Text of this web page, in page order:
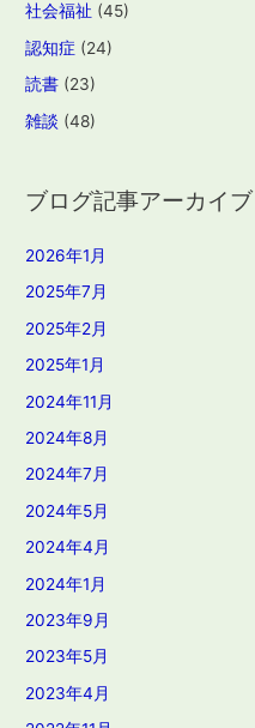
社会福祉 (45)
認知症 (24)
読書 (23)
雑談 (48)
ブログ記事アーカイブ
2026年1月
2025年7月
2025年2月
2025年1月
2024年11月
2024年8月
2024年7月
2024年5月
2024年4月
2024年1月
2023年9月
2023年5月
2023年4月